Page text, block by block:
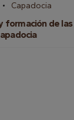
Capadocia
formación de